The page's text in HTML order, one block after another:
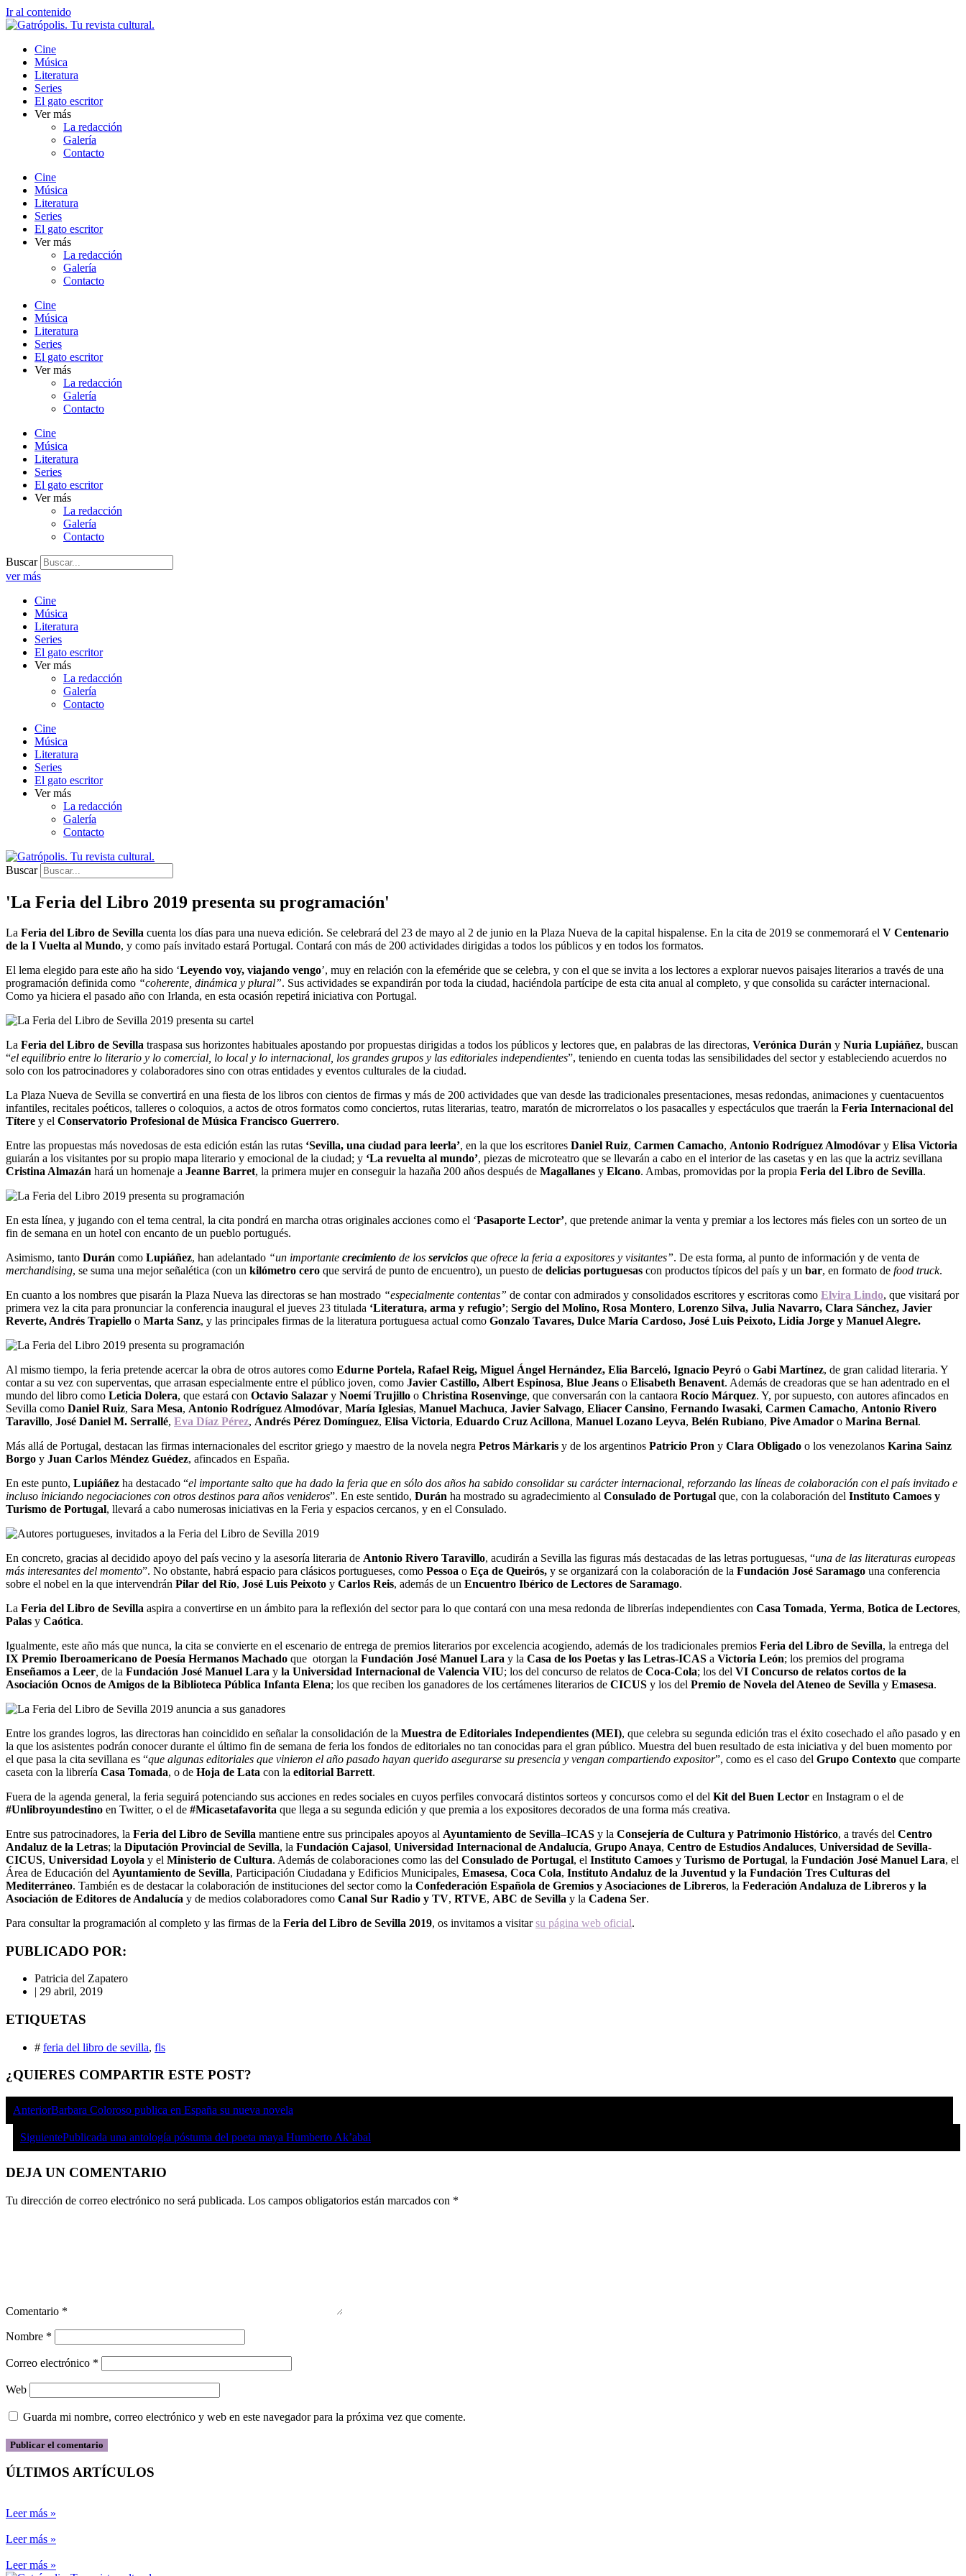
Ir al contenido
Cine
Música
Literatura
Series
El gato escritor
Ver más
La redacción
Galería
Contacto
Cine
Música
Literatura
Series
El gato escritor
Ver más
La redacción
Galería
Contacto
Cine
Música
Literatura
Series
El gato escritor
Ver más
La redacción
Galería
Contacto
Cine
Música
Literatura
Series
El gato escritor
Ver más
La redacción
Galería
Contacto
Buscar
ver más
Cine
Música
Literatura
Series
El gato escritor
Ver más
La redacción
Galería
Contacto
Cine
Música
Literatura
Series
El gato escritor
Ver más
La redacción
Galería
Contacto
Buscar
'La Feria del Libro 2019 presenta su programación'
La Feria del Libro de Sevilla cuenta los días para una nueva edición. Se celebrará del 23 de mayo al 2 de junio en la Plaza Nueva de la capital hispalense. En la cita de 2019 se conmemorará el V Centenario
de la I Vuelta al Mundo, y como país invitado estará Portugal. Contará con más de 200 actividades dirigidas a todos los públicos y en todos los formatos.
El lema elegido para este año ha sido ‘Leyendo voy, viajando vengo’, muy en relación con la efeméride que se celebra, y con el que se invita a los lectores a explorar nuevos paisajes literarios a través de una
programación definida como “coherente, dinámica y plural”. Sus actividades se expandirán por toda la ciudad, haciéndola partícipe de esta cita anual al completo, y que consolida su carácter internacional.
Como ya hiciera el pasado año con Irlanda, en esta ocasión repetirá iniciativa con Portugal.
La Feria del Libro de Sevilla traspasa sus horizontes habituales apostando por propuestas dirigidas a todos los públicos y lectores que, en palabras de las directoras, Verónica Durán y Nuria Lupiáñez, buscan
“el equilibrio entre lo literario y lo comercial, lo local y lo internacional, los grandes grupos y las editoriales independientes”, teniendo en cuenta todas las sensibilidades del sector y estableciendo acuerdos no
solo con los patrocinadores y colaboradores sino con otras entidades y eventos culturales de la ciudad.
La Plaza Nueva de Sevilla se convertirá en una fiesta de los libros con cientos de firmas y más de 200 actividades que van desde las tradicionales presentaciones, mesas redondas, animaciones y cuentacuentos
infantiles, recitales poéticos, talleres o coloquios, a actos de otros formatos como conciertos, rutas literarias, teatro, maratón de microrrelatos o los pasacalles y espectáculos que traerán la Feria Internacional del
Títere y el Conservatorio Profesional de Música Francisco Guerrero.
Entre las propuestas más novedosas de esta edición están las rutas ‘Sevilla, una ciudad para leerla’, en la que los escritores Daniel Ruiz, Carmen Camacho, Antonio Rodríguez Almodóvar y Elisa Victoria
guiarán a los visitantes por su propio mapa literario y emocional de la ciudad; y ‘La revuelta al mundo’, piezas de microteatro que se llevarán a cabo en el interior de las casetas y en las que la actriz sevillana
Cristina Almazán hará un homenaje a Jeanne Barret, la primera mujer en conseguir la hazaña 200 años después de Magallanes y Elcano. Ambas, promovidas por la propia Feria del Libro de Sevilla.
En esta línea, y jugando con el tema central, la cita pondrá en marcha otras originales acciones como el ‘Pasaporte Lector’, que pretende animar la venta y premiar a los lectores más fieles con un sorteo de un
fin de semana en un hotel con encanto de un pueblo portugués.
Asimismo, tanto Durán como Lupiáñez, han adelantado “un importante crecimiento de los servicios que ofrece la feria a expositores y visitantes”. De esta forma, al punto de información y de venta de
merchandising, se suma una mejor señalética (con un kilómetro cero que servirá de punto de encuentro), un puesto de delicias portuguesas con productos típicos del país y un bar, en formato de food truck.
En cuanto a los nombres que pisarán la Plaza Nueva las directoras se han mostrado “especialmente contentas” de contar con admirados y consolidados escritores y escritoras como Elvira Lindo, que visitará por
primera vez la cita para pronunciar la conferencia inaugural el jueves 23 titulada ‘Literatura, arma y refugio’; Sergio del Molino, Rosa Montero, Lorenzo Silva, Julia Navarro, Clara Sánchez, Javier
Reverte, Andrés Trapiello o Marta Sanz, y las principales firmas de la literatura portuguesa actual como Gonzalo Tavares, Dulce María Cardoso, José Luis Peixoto, Lidia Jorge y Manuel Alegre.
Al mismo tiempo, la feria pretende acercar la obra de otros autores como Edurne Portela, Rafael Reig, Miguel Ángel Hernández, Elia Barceló, Ignacio Peyró o Gabi Martínez, de gran calidad literaria. Y
contar a su vez con superventas, que arrasan especialmente entre el público joven, como Javier Castillo, Albert Espinosa, Blue Jeans o Elisabeth Benavent. Además de creadoras que se han adentrado en el
mundo del libro como Leticia Dolera, que estará con Octavio Salazar y Noemí Trujillo o Christina Rosenvinge, que conversarán con la cantaora Rocío Márquez. Y, por supuesto, con autores afincados en
Sevilla como Daniel Ruiz, Sara Mesa, Antonio Rodríguez Almodóvar, María Iglesias, Manuel Machuca, Javier Salvago, Eliacer Cansino, Fernando Iwasaki, Carmen Camacho, Antonio Rivero
Taravillo, José Daniel M. Serrallé, Eva Díaz Pérez, Andrés Pérez Domínguez, Elisa Victoria, Eduardo Cruz Acillona, Manuel Lozano Leyva, Belén Rubiano, Pive Amador o Marina Bernal.
Más allá de Portugal, destacan las firmas internacionales del escritor griego y maestro de la novela negra Petros Márkaris y de los argentinos Patricio Pron y Clara Obligado o los venezolanos Karina Sainz
Borgo y Juan Carlos Méndez Guédez, afincados en España.
En este punto, Lupiáñez ha destacado “el importante salto que ha dado la feria que en sólo dos años ha sabido consolidar su carácter internacional, reforzando las líneas de colaboración con el país invitado e
incluso iniciando negociaciones con otros destinos para años venideros”. En este sentido, Durán ha mostrado su agradecimiento al Consulado de Portugal que, con la colaboración del Instituto Camoes y
Turismo de Portugal, llevará a cabo numerosas iniciativas en la Feria y espacios cercanos, y en el Consulado.
En concreto, gracias al decidido apoyo del país vecino y la asesoría literaria de Antonio Rivero Taravillo, acudirán a Sevilla las figuras más destacadas de las letras portuguesas, “una de las literaturas europeas
más interesantes del momento”. No obstante, habrá espacio para clásicos portugueses, como Pessoa o Eça de Queirós, y se organizará con la colaboración de la Fundación José Saramago una conferencia
sobre el nobel en la que intervendrán Pilar del Río, José Luis Peixoto y Carlos Reis, además de un Encuentro Ibérico de Lectores de Saramago.
La Feria del Libro de Sevilla aspira a convertirse en un ámbito para la reflexión del sector para lo que contará con una mesa redonda de librerías independientes con Casa Tomada, Yerma, Botica de Lectores,
Palas y Caótica.
Igualmente, este año más que nunca, la cita se convierte en el escenario de entrega de premios literarios por excelencia acogiendo, además de los tradicionales premios Feria del Libro de Sevilla, la entrega del
IX Premio Iberoamericano de Poesía Hermanos Machado que otorgan la Fundación José Manuel Lara y la Casa de los Poetas y las Letras-ICAS a Victoria León; los premios del programa
Enseñamos a Leer de la Fundación José Manuel Lara y la Universidad Internacional de Valencia VIU; los del concurso de relatos de Coca-Cola; los del VI Concurso de relatos cortos de la
Asociación Ocnos de Amigos de la Biblioteca Pública Infanta Elena; los que reciben los ganadores de los certámenes literarios de CICUS y los del Premio de Novela del Ateneo de Sevilla y Emasesa.
Entre los grandes logros, las directoras han coincidido en señalar la consolidación de la Muestra de Editoriales Independientes (MEI), que celebra su segunda edición tras el éxito cosechado el año pasado y en
la que los asistentes podrán conocer durante el último fin de semana de feria los fondos de editoriales no tan conocidas para el gran público. Muestra del buen resultado de esta iniciativa y del buen momento por
el que pasa la cita sevillana es “que algunas editoriales que vinieron el año pasado hayan querido asegurarse su presencia y vengan compartiendo expositor”, como es el caso del Grupo Contexto que comparte
caseta con la librería Casa Tomada, o de Hoja de Lata con la editorial Barrett.
Fuera de la agenda general, la feria seguirá potenciando sus acciones en redes sociales en cuyos perfiles convocará distintos sorteos y concursos como el del Kit del Buen Lector en Instagram o el de
#Unlibroyundestino en Twitter, o el de #Micasetafavorita que llega a su segunda edición y que premia a los expositores decorados de una forma más creativa.
Entre sus patrocinadores, la Feria del Libro de Sevilla mantiene entre sus principales apoyos al Ayuntamiento de Sevilla–ICAS y la Consejería de Cultura y Patrimonio Histórico, a través del Centro
Andaluz de la Letras; la Diputación Provincial de Sevilla, la Fundación Cajasol, Universidad Internacional de Andalucía, Grupo Anaya, Centro de Estudios Andaluces, Universidad de Sevilla-
CICUS, Universidad Loyola y el Ministerio de Cultura. Además de colaboraciones como las del Consulado de Portugal, el Instituto Camoes y Turismo de Portugal, la Fundación José Manuel Lara, el
Área de Educación del Ayuntamiento de Sevilla, Participación Ciudadana y Edificios Municipales, Emasesa, Coca Cola, Instituto Andaluz de la Juventud y la Fundación Tres Culturas del
Mediterráneo. También es de destacar la colaboración de instituciones del sector como la Confederación Española de Gremios y Asociaciones de Libreros, la Federación Andaluza de Libreros y la
Asociación de Editores de Andalucía y de medios colaboradores como Canal Sur Radio y TV, RTVE, ABC de Sevilla y la Cadena Ser.
Para consultar la programación al completo y las firmas de la Feria del Libro de Sevilla 2019, os invitamos a visitarsu página web oficial.
PUBLICADO POR:
Patricia del Zapatero
| 29 abril, 2019
ETIQUETAS
# feria del libro de sevilla, fls
¿QUIERES COMPARTIR ESTE POST?
AnteriorBarbara Coloroso publica en España su nueva novela
SiguientePublicada una antología póstuma del poeta maya Humberto Ak’abal
DEJA UN COMENTARIO
Tu dirección de correo electrónico no será publicada. Los campos obligatorios están marcados con *
Comentario *
Nombre *
Correo electrónico *
Web
Guarda mi nombre, correo electrónico y web en este navegador para la próxima vez que comente.
ÚLTIMOS ARTÍCULOS
Leer más »
Leer más »
Leer más »